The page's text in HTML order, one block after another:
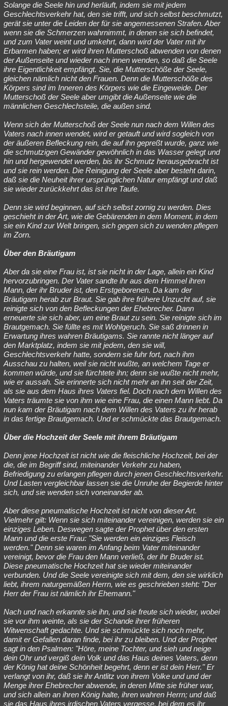
Solange die Seele hin und herläuft, indem sie mit jedem
Geschlechtsverkehr hat, den sie trifft, und sich selbst beschmutzt,
gerät sie unter die Leiden der für sie angemessenen Strafen. Aber
wenn sie die Schmerzen wahrnimmt, in denen sie sich befindet,
und zum Vater weint und umkehrt, dann wird der Vater mit ihr
Erbarmen haben; er wird ihren Mutterschoß abwenden von denen
der Außenseite und wieder nach innen wenden, so daß die Seele
ihre Eigentlichkeit empfängt. Sie, die Mutterschöße der Seele,
gleichen nämlich nicht den Frauen. Denn die Mutterschöße des
Körpers sind im Inneren des Körpers wie die Eingeweide. Der
Mutterschoß der Seele aber umgibt die Außenseite wie die
männlichen Geschlechsteile, die außen sind.
Wenn sich der Mutterschoß der Seele nun nach dem Willen des
Vaters nach innen wendet, wird er getauft und wird sogleich von
der äußeren Befleckung rein, die auf ihn gepreßt wurde, ganz wie
die schmutzigen Gewänder gewöhnlich in das Wasser gelegt und
hin und hergewendet werden, bis ihr Schmutz herausgebracht ist
und sie rein werden. Die Reinigung der Seele aber besteht darin,
daß sie die Neuheit ihrer ursprünglichen Natur empfängt und daß
sie wieder zurückkehrt das ist ihre Taufe.
Denn sie wird beginnen, auf sich selbst zornig zu werden. Dies
geschieht in der Art, wie die Gebärenden in dem Moment, in dem
sie ein Kind zur Welt bringen, sich gegen sich zu wenden pflegen
im Zorn.
Über den Bräutigam
Aber da sie eine Frau ist, ist sie nicht in der Lage, allein ein Kind
hervorzubringen. Der Vater sandte ihr aus dem Himmel ihren
Mann, der ihr Bruder ist, den Erstgeborenen. Da kam der
Bräutigam herab zur Braut. Sie gab ihre frühere Unzucht auf, sie
reinigte sich von den Befleckungen der Ehebrecher. Dann
erneuerte sie sich aber, um eine Braut zu sein. Sie reinigte sich im
Brautgemach. Sie füllte es mit Wohlgeruch. Sie saß drinnen in
Erwartung ihres wahren Bräutigams. Sie rannte nicht länger auf
den Marktplatz, indem sie mit jedem, den sie will,
Geschlechtsverkehr hatte, sondern sie fuhr fort, nach ihm
Ausschau zu halten, weil sie nicht wußte, an welchem Tage er
kommen würde, und sie fürchtete ihn; denn sie wußte nicht mehr,
wie er aussah. Sie erinnerte sich nicht mehr an ihn seit der Zeit,
als sie aus dem Haus ihres Vaters fiel. Doch nach dem Willen des
Vaters träumte sie von ihm wie eine Frau, die einen Mann liebt. Da
nun kam der Bräutigam nach dem Willen des Vaters zu ihr herab
in das fertige Brautgemach. Und er schmückte das Brautgemach.
Über die Hochzeit der Seele mit ihrem Bräutigam
Denn jene Hochzeit ist nicht wie die fleischliche Hochzeit, bei der
die, die im Begriff sind, miteinander Verkehr zu haben,
Befriedigung zu erlangen pflegen durch jenen Geschlechtsverkehr.
Und Lasten vergleichbar lassen sie die Unruhe der Begierde hinter
sich, und sie wenden sich voneinander ab.
Aber diese pneumatische Hochzeit ist nicht von dieser Art.
Vielmehr gilt: Wenn sie sich miteinander vereinigen, werden sie ein
einziges Leben. Deswegen sagte der Prophet über den ersten
Mann und die erste Frau: "Sie werden ein einziges Fleisch
werden." Denn sie waren im Anfang beim Vater miteinander
vereinigt, bevor die Frau den Mann verließ, der ihr Bruder ist.
Diese pneumatische Hochzeit hat sie wieder miteinander
verbunden. Und die Seele vereinigte sich mit dem, den sie wirklich
liebt, ihrem naturgemäßen Herrn, wie es geschrieben steht: "Der
Herr der Frau ist nämlich ihr Ehemann."
Nach und nach erkannte sie ihn, und sie freute sich wieder, wobei
sie vor ihm weinte, als sie der Schande ihrer früheren
Witwenschaft gedachte. Und sie schmückte sich noch mehr,
damit er Gefallen daran finde, bei ihr zu bleiben. Und der Prophet
sagt in den Psalmen: "Höre, meine Tochter, und sieh und neige
dein Ohr und vergiß dein Volk und das Haus deines Vaters, denn
der König hat deine Schönheit begehrt, denn er ist dein Herr." Er
verlangt von ihr, daß sie ihr Antlitz von ihrem Volke und und der
Menge ihrer Ehebrecher abwende, in deren Mitte sie früher war,
und sich allein an ihren König halte, ihren wahren Herrn; und daß
sie das Haus ihres irdischen Vaters vergesse, bei dem es ihr